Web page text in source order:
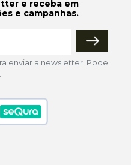
e receba em
e campanhas.
enviar a newsletter. Pode